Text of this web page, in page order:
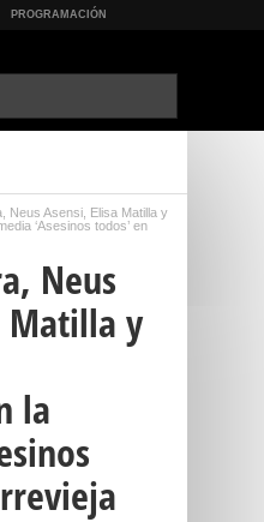
PROGRAMACIÓN
Neus Asensi, Elisa Matilla y
‘Asesinos todos’ en
Neus
Matilla y
la